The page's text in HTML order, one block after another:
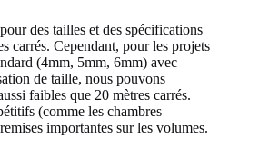
des tailles et des spécifications
carrés. Cependant, pour les projets
(4mm, 5mm, 6mm) avec
de taille, nous pouvons
faibles que 20 mètres carrés.
(comme les chambres
importantes sur les volumes.